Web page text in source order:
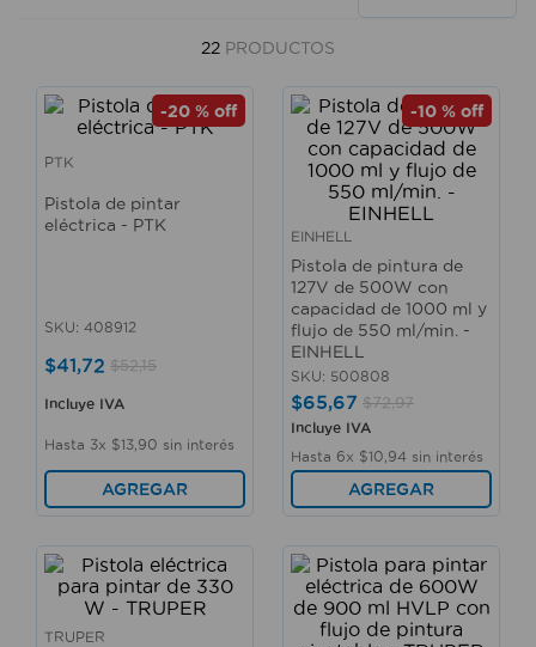
22 PRODUCTOS
-20 % off
PTK
Pistola de pintar
eléctrica - PTK
SKU: 408912
$41,72 $52,15
Incluye IVA
Hasta 3x $13 90 sin interés
AGREGAR
-10 % off
EINHELL
Pistola de pintura de
127V de 500W con
capacidad de 1000 ml y
flujo de 550 ml/min. -
EINHELL
SKU: 500808
$65,67 $72,97
Incluye IVA
Hasta 6x $10 94 sin interés
AGREGAR
TRUPER
.
escritorio
cerradura
aspiradora
fregadero